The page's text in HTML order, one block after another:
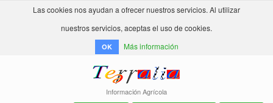
Las cookies nos ayudan a ofrecer nuestros servicios. Al utilizar
nuestros servicios, aceptas el uso de cookies.
OK Más información
Información Agrícola